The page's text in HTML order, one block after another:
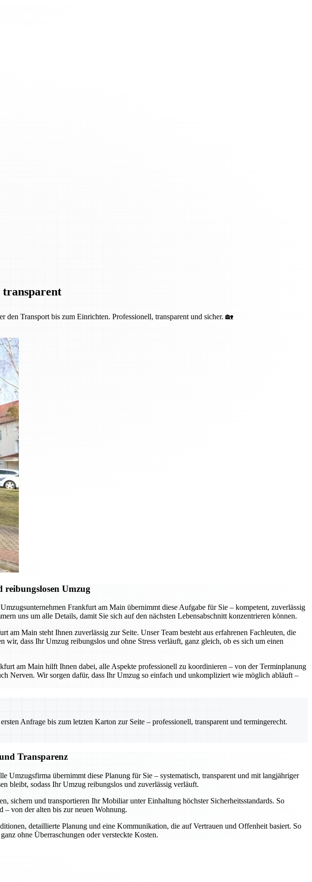
Transport bis zum Einrichten. Professionell, transparent und sicher. 🏡
Umzug
Frankfurt am Main übernimmt diese Aufgabe für Sie – kompetent, zuverlässig
uns um alle Details, damit Sie sich auf den nächsten Lebensabschnitt konzentrieren können.
am Main steht Ihnen zuverlässig zur Seite. Unser Team besteht aus erfahrenen Fachleuten, die
dass Ihr Umzug reibungslos und ohne Stress verläuft, ganz gleich, ob es sich um einen
am Main hilft Ihnen dabei, alle Aspekte professionell zu koordinieren – von der Terminplanung
Nerven. Wir sorgen dafür, dass Ihr Umzug so einfach und unkompliziert wie möglich abläuft –
Anfrage bis zum letzten Karton zur Seite – professionell, transparent und termingerecht.
Transparenz
übernimmt diese Planung für Sie – systematisch, transparent und mit langjähriger
bleibt, sodass Ihr Umzug reibungslos und zuverlässig verläuft.
sichern und transportieren Ihr Mobiliar unter Einhaltung höchster Sicherheitsstandards. So
– von der alten bis zur neuen Wohnung.
detaillierte Planung und eine Kommunikation, die auf Vertrauen und Offenheit basiert. So
ohne Überraschungen oder versteckte Kosten.